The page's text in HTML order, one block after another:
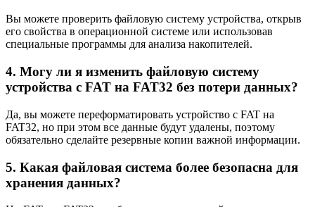
Вы можете проверить файловую систему устройства, открыв
его свойства в операционной системе или использовав
специальные программы для анализа накопителей.
4. Могу ли я изменить файловую систему
устройства с FAT на FAT32 без потери данных?
Да, вы можете переформатировать устройство с FAT на
FAT32, но при этом все данные будут удалены, поэтому
обязательно сделайте резервные копии важной информации.
5. Какая файловая система более безопасна для
хранения данных?